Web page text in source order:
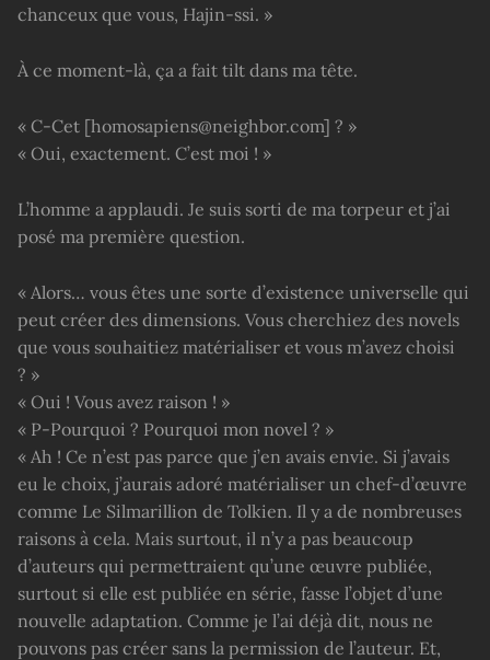
chanceux que vous, Hajin-ssi. »
À ce moment-là, ça a fait tilt dans ma tête.
« C-Cet [homosapiens@neighbor.com] ? »
« Oui, exactement. C’est moi ! »
L’homme a applaudi. Je suis sorti de ma torpeur et j’ai
posé ma première question.
« Alors… vous êtes une sorte d’existence universelle qui
peut créer des dimensions. Vous cherchiez des novels
que vous souhaitiez matérialiser et vous m’avez choisi
? »
« Oui ! Vous avez raison ! »
« P-Pourquoi ? Pourquoi mon novel ? »
« Ah ! Ce n’est pas parce que j’en avais envie. Si j’avais
eu le choix, j’aurais adoré matérialiser un chef-d’œuvre
comme Le Silmarillion de Tolkien. Il y a de nombreuses
raisons à cela. Mais surtout, il n’y a pas beaucoup
d’auteurs qui permettraient qu’une œuvre publiée,
surtout si elle est publiée en série, fasse l’objet d’une
nouvelle adaptation. Comme je l’ai déjà dit, nous ne
pouvons pas créer sans la permission de l’auteur. Et,